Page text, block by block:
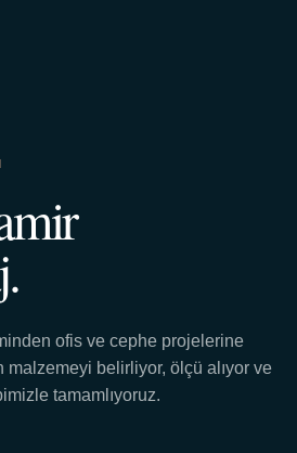
ofis ve cephe projelerine
malzemeyi belirliyor, ölçü alıyor ve
tamamlıyoruz.